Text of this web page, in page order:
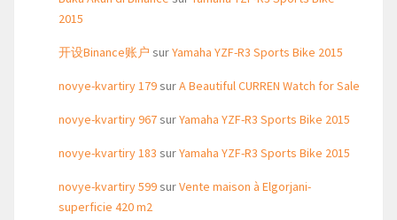
2015
开设Binance账户 surYamaha YZF-R3 Sports Bike 2015
novye-kvartiry 179surA Beautiful CURREN Watch for Sale
novye-kvartiry 967surYamaha YZF-R3 Sports Bike 2015
novye-kvartiry 183 surYamaha YZF-R3 Sports Bike 2015
novye-kvartiry 599surVente maison à Elgorjani-
superficie 420 m2